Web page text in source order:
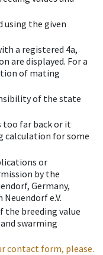
using the given
a registered 4a,
are displayed. For a
of mating
of the state
too far back or it
calculation for some
or
by the
Germany,
e.V.
the breeding value
swarming
contact form, please.